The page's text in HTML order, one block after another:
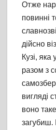
Отже
повинні
дійсно
Кузі,
разом з
вигляді
воно
загубиш.